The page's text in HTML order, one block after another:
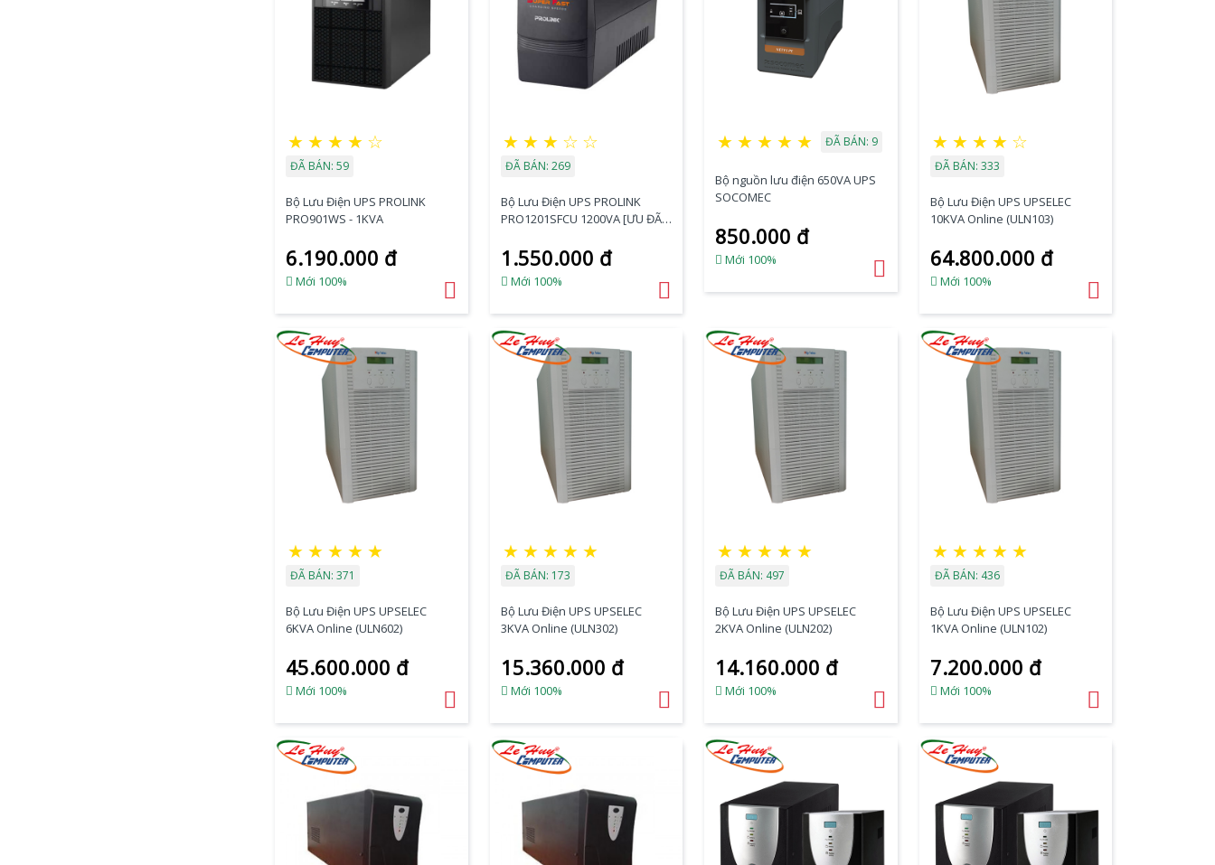
★ ★ ★ ★ ☆
ĐÃ BÁN: 59
Bộ Lưu Điện UPS PROLINK
PRO901WS - 1KVA
6.190.000 đ
Mới 100%
★ ★ ★ ☆ ☆
ĐÃ BÁN: 269
Bộ Lưu Điện UPS PROLINK
PRO1201SFCU 1200VA [ƯU ĐÃI
1.550.000 đ
Mới 100%
★ ★ ★ ★ ★ ĐÃ BÁN: 9
Bộ nguồn lưu điện 650VA UPS
SOCOMEC
850.000 đ
Mới 100%
★ ★ ★ ★ ☆
ĐÃ BÁN: 333
Bộ Lưu Điện UPS UPSELEC
10KVA Online (ULN103)
64.800.000 đ
Mới 100%
★ ★ ★ ★ ★
ĐÃ BÁN: 371
Bộ Lưu Điện UPS UPSELEC
6KVA Online (ULN602)
45.600.000 đ
Mới 100%
★ ★ ★ ★ ★
ĐÃ BÁN: 173
Bộ Lưu Điện UPS UPSELEC
3KVA Online (ULN302)
15.360.000 đ
Mới 100%
★ ★ ★ ★ ★
ĐÃ BÁN: 497
Bộ Lưu Điện UPS UPSELEC
2KVA Online (ULN202)
14.160.000 đ
Mới 100%
★ ★ ★ ★ ★
ĐÃ BÁN: 436
Bộ Lưu Điện UPS UPSELEC
1KVA Online (ULN102)
7.200.000 đ
Mới 100%